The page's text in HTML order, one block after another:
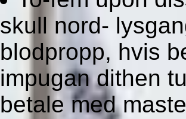
skull nord-
blodpropp, hvis
impugan dithen
betale med